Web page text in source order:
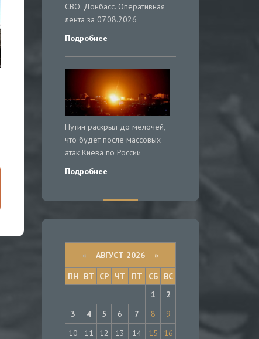
СВО. Донбасс. Оперативная
лента за 07.08.2026
Подробнее
Путин раскрыл до мелочей,
что будет после массовых
атак Киева по России
Подробнее
« АВГУСТ 2026 »
ПН
ВТ СР ЧТ ПТ СБ
ВС
1
2
3
4 5 6 7 8
9
10
11 12 13 14 15
16